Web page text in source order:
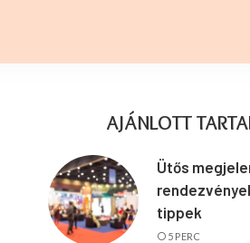
AJÁNLOTT
Ütős
tippek
5 PERC